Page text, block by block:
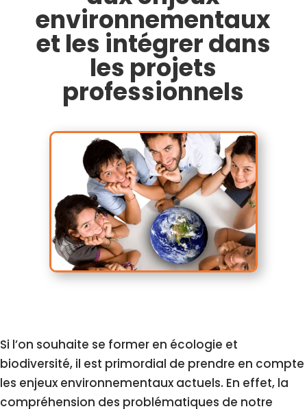
environnementaux
et les intégrer dans
les projets
professionnels
Si l’on souhaite se former en écologie et
biodiversité, il est primordial de prendre en compte
les enjeux environnementaux actuels. En effet, la
compréhension des problématiques de notre